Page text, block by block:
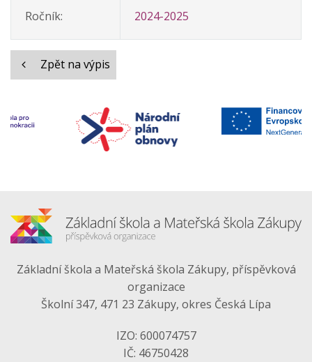
Ročník: 2024-2025
Zpět na výpis
Základní škola a Mateřská škola Zákupy, příspěvková
organizace
Školní 347, 471 23 Zákupy, okres Česká Lípa
IZO: 600074757
IČ: 46750428